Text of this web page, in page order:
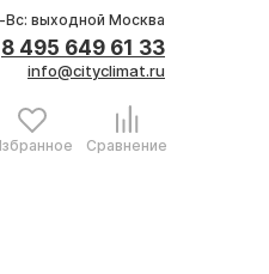
8 495 649 61 33
info@cityclimat.ru
выходной Москва
Сравнение